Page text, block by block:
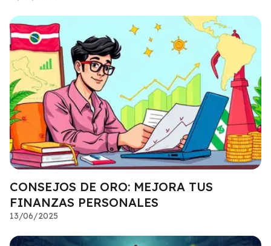
CONSEJOS DE ORO: MEJORA TUS
FINANZAS PERSONALES
13/06/2025